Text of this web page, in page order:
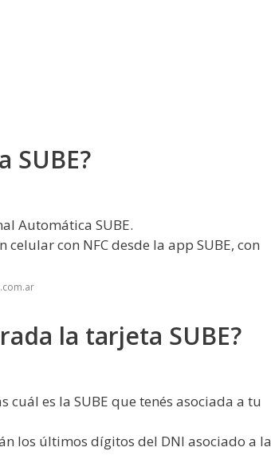
SUBE?
Automática SUBE.
con NFC desde la app SUBE, con
la tarjeta SUBE?
es la SUBE que tenés asociada a tu
los últimos dígitos del DNI asociado a la